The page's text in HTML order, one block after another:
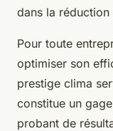
dans la
Pour toute
optimiser son
prestige clima
constitue un
probant de